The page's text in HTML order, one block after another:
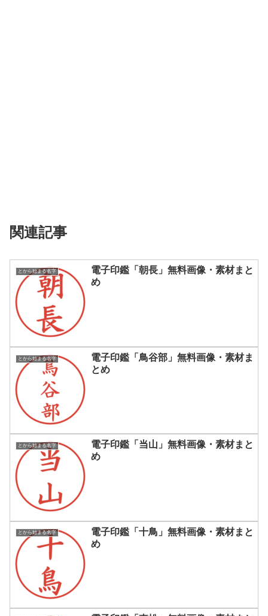
関連記事
とから始まる名字
電子印鑑「朝長」無料画像・素材まと
め
とから始まる名字
電子印鑑「鳥谷部」無料画像・素材ま
とめ
とから始まる名字
電子印鑑「当山」無料画像・素材まと
め
とから始まる名字
電子印鑑「十鳥」無料画像・素材まと
め